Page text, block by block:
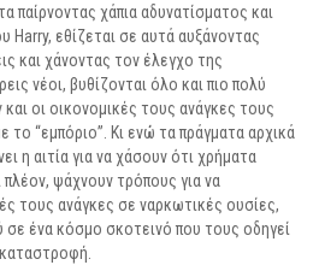
παίρνοντας χάπια αδυνατίσματος και
Harry, εθίζεται σε αυτά αυξάνοντας
και χάνοντας τον έλεγχο της
νέοι, βυθίζονται όλο και πιο πολύ
οι οικονομικές τους ανάγκες τους
το “εμπόριο”. Κι ενώ τα πράγματα αρχικά
η αιτία για να χάσουν ότι χρήματα
ψάχνουν τρόπους για να
τους ανάγκες σε ναρκωτικές ουσίες,
σε ένα κόσμο σκοτεινό που τους οδηγεί